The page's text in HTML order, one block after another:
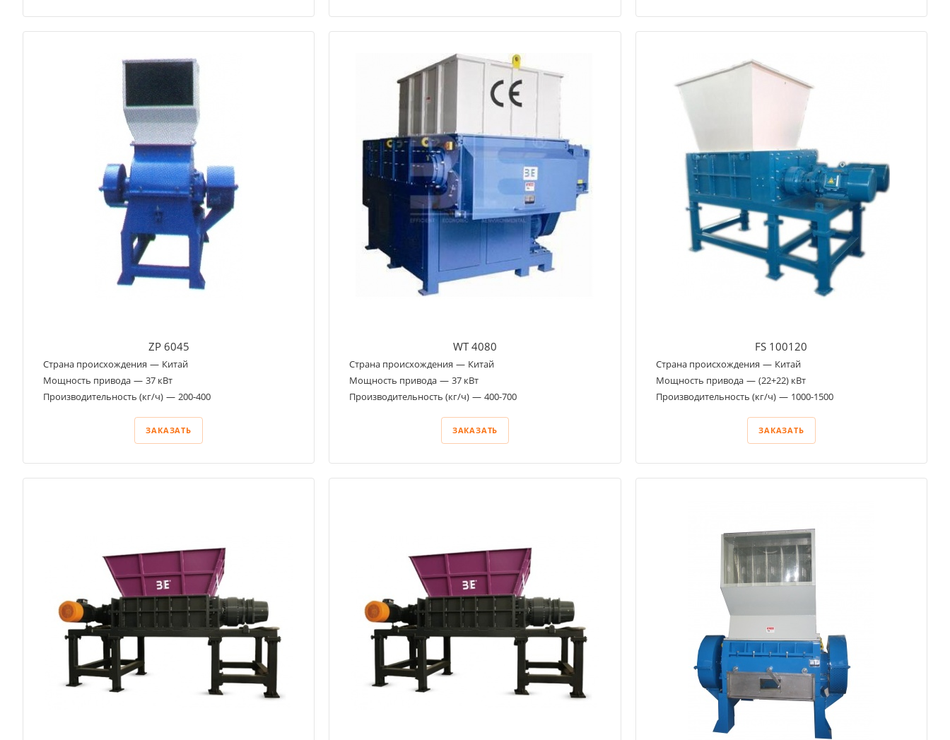
ZP 6045
Страна происхождения — Китай
Мощность привода — 37 кВт
Производительность (кг/ч) — 200-400
ЗАКАЗАТЬ
WT 4080
Страна происхождения — Китай
Мощность привода — 37 кВт
Производительность (кг/ч) — 400-700
ЗАКАЗАТЬ
FS 100120
Страна происхождения — Китай
Мощность привода — (22+22) кВт
Производительность (кг/ч) — 1000-1500
ЗАКАЗАТЬ